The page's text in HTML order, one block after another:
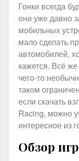
Гонки всегда
они уже давно
мобильных
мало сделать
автомобилей,
кажется. Всё же
чего-то
таком
если скачать
Racing, можно
интересное из
Обзор